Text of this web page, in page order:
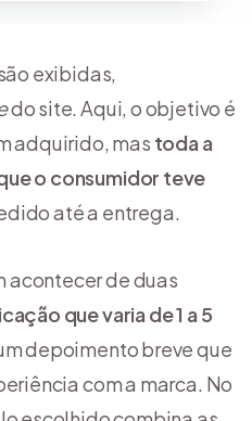
exibidas,
do site. Aqui, o objetivo é
adquirido, mas toda a
o consumidor teve
até a entrega.
acontecer de duas
que varia de 1 a 5
depoimento breve que
com a marca. No